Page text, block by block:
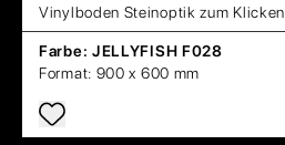
Vinylboden Steinoptik zum Klicken
Farbe: JELLYFISH F028
Format: 900 x 600 mm